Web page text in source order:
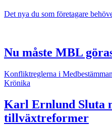
Det nya du som företagare
Nu måste MBL
Konfliktreglerna i
Krönika
Karl Ernlund Sluta
tillväxtreformer